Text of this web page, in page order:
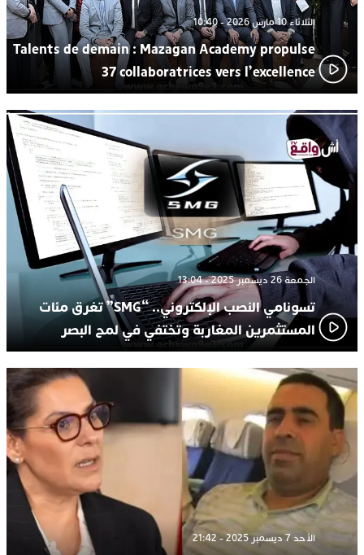
الثلاثاء 10 مارس 2026 - 10:40
Talents de demain : Mazagan Academy propulse
37 collaboratrices vers l’excellence
الجمعة 26 ديسمبر 2025 - 13:04
تسونامي النصب الإلكتروني.. “SMG” تغرق مئات
المستثمرين المغاربة وتختفي في لمح البصر
الأحد 7 ديسمبر 2025 - 21:42